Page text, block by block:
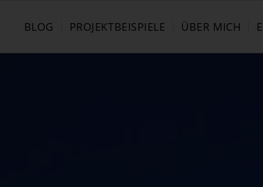
BLOG PROJEKTBEISPIELE ÜBER MICH